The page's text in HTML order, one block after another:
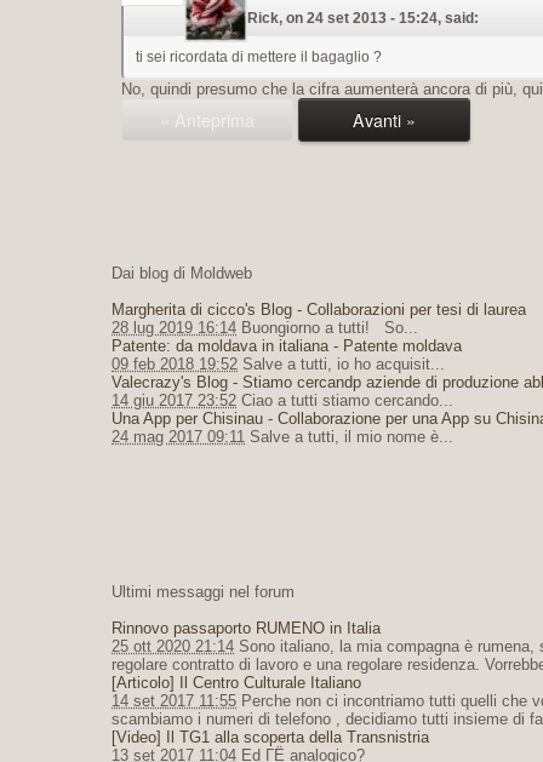
Rick, on 24 set 2013 - 15:24, said:
ti sei ricordata di mettere il bagaglio ?
No, quindi presumo che la cifra aumenterà ancora di più,
« Anteprima Avanti »
Dai blog di Moldweb
Margherita di cicco's Blog - Collaborazioni per tesi di laurea
28 lug 2019 16:14 Buongiorno a tutti! So...
Patente: da moldava in italiana - Patente moldava
09 feb 2018 19:52 Salve a tutti, io ho acquisit...
Valecrazy's Blog - Stiamo cercandp aziende di produzione
14 giu 2017 23:52 Ciao a tutti stiamo cercando...
Una App per Chisinau - Collaborazione per una App su
24 mag 2017 09:11 Salve a tutti, il mio nome è...
Ultimi messaggi nel forum
Rinnovo passaporto RUMENO in Italia
25 ott 2020 21:14 Sono italiano, la mia compagna è
regolare contratto di lavoro e una regolare residenza.
[Articolo] Il Centro Culturale Italiano
14 set 2017 11:55 Perche non ci incontriamo tutti quelli che
scambiamo i numeri di telefono , decidiamo tutti insieme di
[Video] Il TG1 alla scoperta della Transnistria
13 set 2017 11:04 Ed ГЁ analogico?